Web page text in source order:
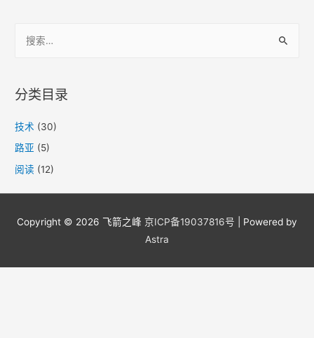
门
分类目录
技术 (30)
路亚 (5)
阅读 (12)
Copyright © 2026 飞箭之峰 京ICP备19037816号 | Powered by
Astra